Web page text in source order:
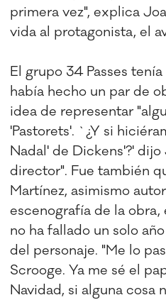
primera vez", explica
vida al protagonista, el
El grupo 34 Passes
había hecho un par de
idea de representar
'Pastorets'. `¿Y si
Nadal' de Dickens'?' dijo
director". Fue también
Martínez, asimismo
escenografía de la obra,
no ha fallado un solo
del personaje. "Me lo
Scrooge. Ya me sé el
Navidad, si alguna cosa